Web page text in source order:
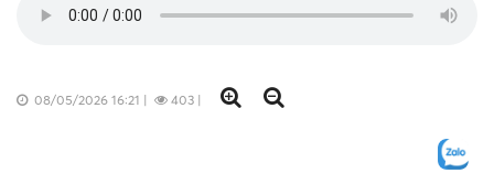
08/05/2026 16:21 | 403 |